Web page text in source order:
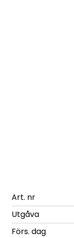
Art. nr
Utgåva
Förs. dag